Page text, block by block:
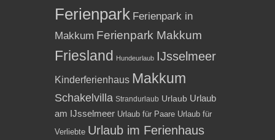
Ferienpark Ferienpark in
Makkum Ferienpark Makkum
Friesland Hundeurlaub IJsselmeer
Kinderferienhaus Makkum
Schakelvilla Strandurlaub Urlaub Urlaub
am IJsselmeer Urlaub für Paare Urlaub für
Verliebte Urlaub im Ferienhaus